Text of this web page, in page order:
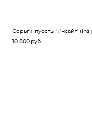
Cерьги-пусеты 'Инсайт'
10 800 pуб.